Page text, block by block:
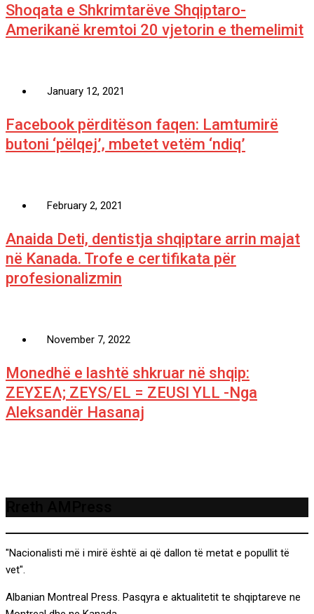
Shoqata e Shkrimtarëve Shqiptaro-
Amerikanë kremtoi 20 vjetorin e themelimit
January 12, 2021
Facebook përditëson faqen: Lamtumirë
butoni ‘pëlqej’, mbetet vetëm ‘ndiq’
February 2, 2021
Anaida Deti, dentistja shqiptare arrin majat
në Kanada. Trofe e certifikata për
profesionalizmin
November 7, 2022
Monedhë e lashtë shkruar në shqip:
ΖΕΥΣΕΛ; ZEYS/EL = ZEUSI YLL -Nga
Aleksandër Hasanaj
"Nacionalisti më i mirë është ai që dallon të metat e popullit të
vet".
Albanian Montreal Press. Pasqyra e aktualitetit te shqiptareve ne